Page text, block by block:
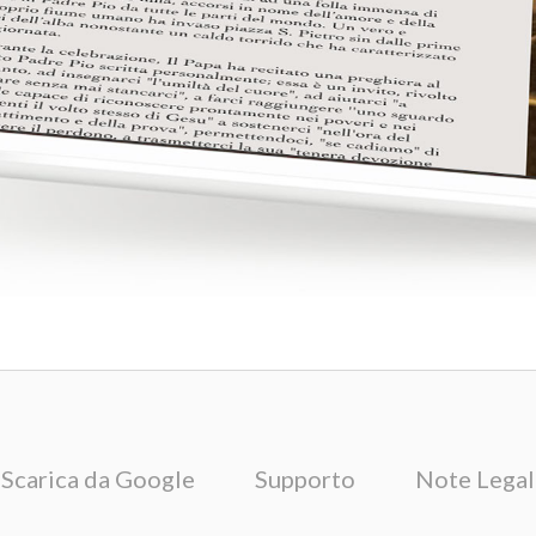
Scarica da Google Supporto Note